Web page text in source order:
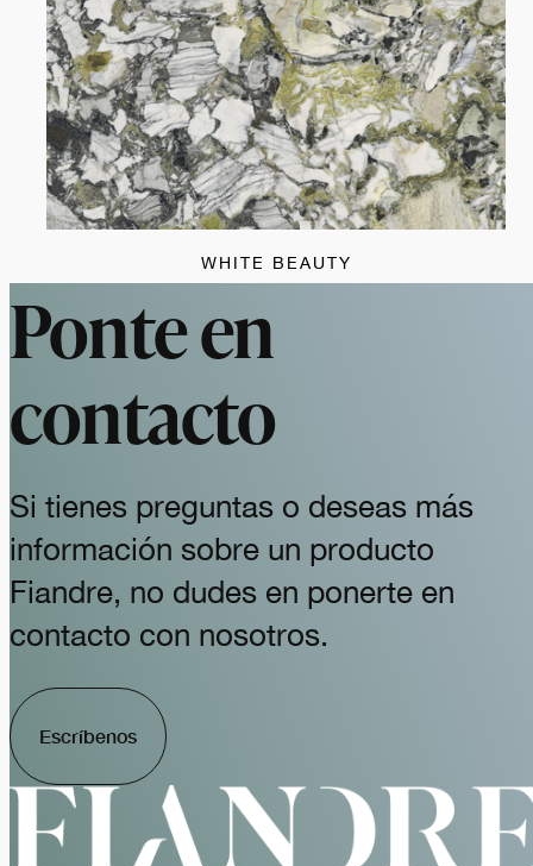
WHITE BEAUTY
Ponte en
contacto
Si tienes preguntas o deseas más
información sobre un producto
Fiandre, no dudes en ponerte en
contacto con nosotros.
Escríbenos